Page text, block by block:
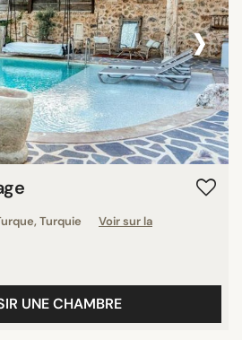
›
Turquie
Voir sur la
UNE CHAMBRE